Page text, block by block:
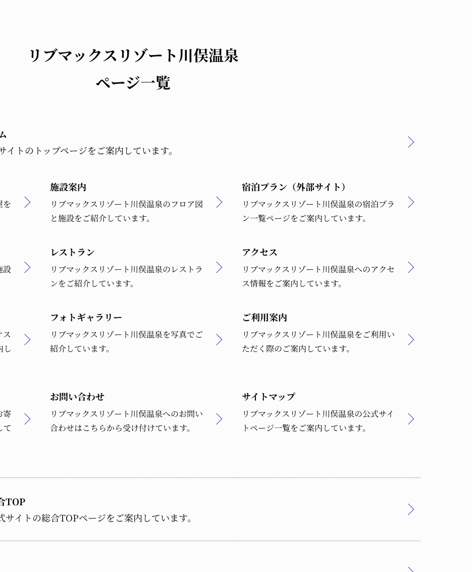
リブマックスリゾート川俣温泉
ページ一覧
トのトップページをご案内しています。
を
施設案内
リブマックスリゾート川俣温泉のフロア図
と施設をご紹介しています。
宿泊プラン（外部サイト）
リブマックスリゾート川俣温泉の宿泊プラ
ン一覧ページをご案内しています。
設
レストラン
リブマックスリゾート川俣温泉のレストラ
ンをご紹介しています。
アクセス
リブマックスリゾート川俣温泉へのアクセ
ス情報をご案内しています。
ス
し
フォトギャラリー
リブマックスリゾート川俣温泉を写真でご
紹介しています。
ご利用案内
リブマックスリゾート川俣温泉をご利用い
ただく際のご案内しています。
寄
て
お問い合わせ
リブマックスリゾート川俣温泉へのお問い
合わせはこちらから受け付けています。
サイトマップ
リブマックスリゾート川俣温泉の公式サイ
トページ一覧をご案内しています。
TOP
イトの総合TOPページをご案内しています。